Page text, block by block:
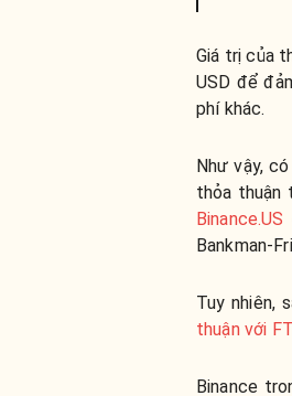
Giá trị của
USD để
phí khác.
Như vậy,
thỏa thuận
Binance.US
Bankman-
Tuy nhiên,
thuận với
Binance